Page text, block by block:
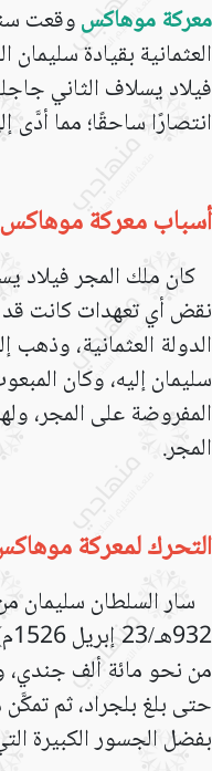
معركة موهاكس
العثمانيةبقيادة سليمان
فيلاد يسلاف الثاني
انتصارًا ساحقًا؛ مما أدَّى
أسباب معركة موهاكس
كان ملك المجر فيلاد
نقض أي تعهدات كانت
الدولة العثمانية،
سليمانإليه، وكان
المفروضة على المجر،
المجر.
التحرك لمعركة
من نحو مائة ألف جندي،
حتى بلغ بلجراد، ثم
بفضل الجسور الكبيرة